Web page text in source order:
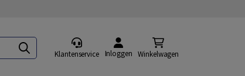
Klantenservice Inloggen Winkelwagen